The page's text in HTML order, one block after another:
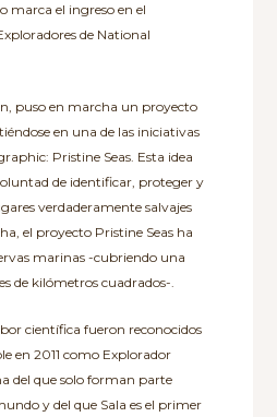
marca el ingreso en el
de National
puso en marcha un proyecto
en una de las iniciativas
Pristine Seas. Esta idea
de identificar, proteger y
verdaderamente salvajes
el proyecto Pristine Seas ha
marinas -cubriendo una
de kilómetros cuadrados-.
científica fueron reconocidos
en 2011 como Explorador
del que solo forman parte
y del que Sala es el primer